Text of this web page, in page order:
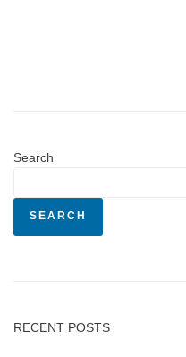
Search
SEARCH
RECENT POSTS